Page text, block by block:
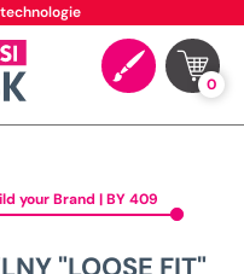
0
your Brand | BY 409
"LOOSE FIT"